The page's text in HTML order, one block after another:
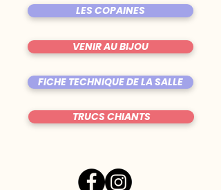
LES COPAINES
VENIR AU BIJOU
FICHE TECHNIQUE DE LA SALLE
TRUCS CHIANTS